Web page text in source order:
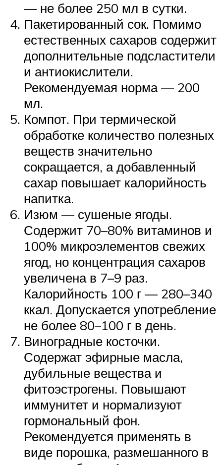
— не более 250 мл в сутки.
Пакетированный сок. Помимо
естественных сахаров содержит
дополнительные подсластители
и антиокислители.
Рекомендуемая норма — 200
мл.
Компот. При термической
обработке количество полезных
веществ значительно
сокращается, а добавленный
сахар повышает калорийность
напитка.
Изюм — сушеные ягоды.
Содержит 70–80% витаминов и
100% микроэлементов свежих
ягод, но концентрация сахаров
увеличена в 7–9 раз.
Калорийность 100 г — 280–340
ккал. Допускается употребление
не более 80–100 г в день.
Виноградные косточки.
Содержат эфирные масла,
дубильные вещества и
фитоэстрогены. Повышают
иммунитет и нормализуют
гормональный фон.
Рекомендуется применять в
виде порошка, размешанного в